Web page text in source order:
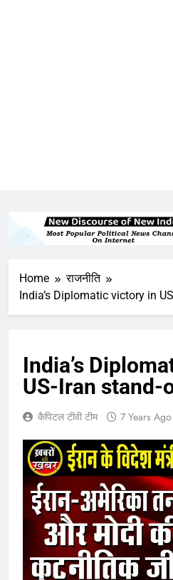
Home
राजनीति
India’s Diplomatic victory in
India’s
US-Iran stand-
कैपिटल टीवी टीम 7 Years Ago